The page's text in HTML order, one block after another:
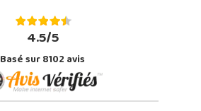
4.5/5
Basé sur 8102 avis